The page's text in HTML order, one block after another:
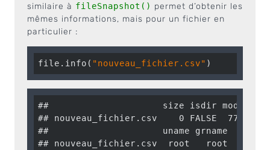
similaire à fileSnapshot() permet d’obtenir les
mêmes informations, mais pour un fichier en
particulier :
file.info( "nouveau_fichier.csv" )
##                     size isdir mode
## nouveau_fichier.csv    0 FALSE  777
##                     uname grname
## nouveau_fichier.csv  root   root